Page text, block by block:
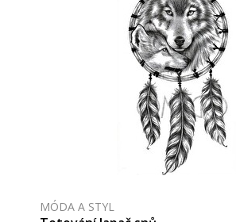
MÓDA A STYL